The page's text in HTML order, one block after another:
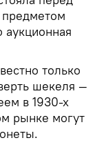
только
шекеля —
в 1930-х
рынке могут